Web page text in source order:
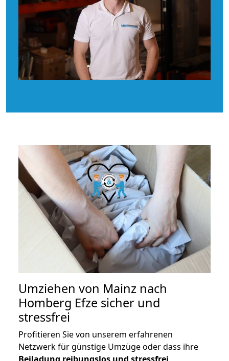
Umziehen von Mainz nach
Homberg Efze sicher und
stressfrei
Profitieren Sie von unserem erfahrenen
Netzwerk für günstige Umzüge oder dass ihre